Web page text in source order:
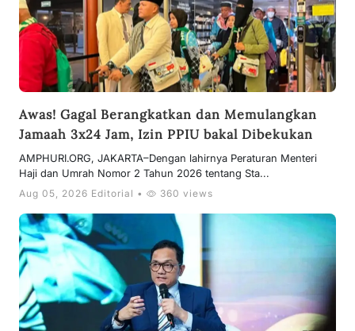
Awas! Gagal Berangkatkan dan Memulangkan
Jamaah 3x24 Jam, Izin PPIU bakal Dibekukan
AMPHURI.ORG, JAKARTA–Dengan lahirnya Peraturan Menteri
Haji dan Umrah Nomor 2 Tahun 2026 tentang Sta...
Aug 05, 2026 Editorial • 360 views